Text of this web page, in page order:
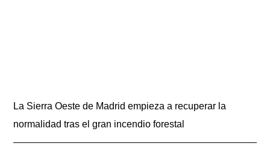
La Sierra Oeste de Madrid empieza a recuperar la
normalidad tras el gran incendio forestal